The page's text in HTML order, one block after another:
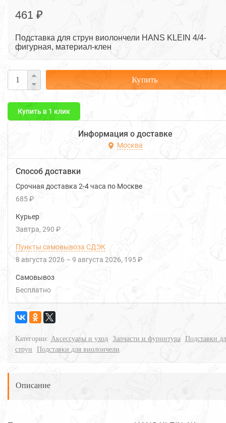
461 ₽
Подставка для струн виолончели HANS KLEIN 4/4-
фигурная, материал-клен
Купить
Купить в 1 клик
Информация о доставке
Москва
Способ доставки
Срочная доставка 2-4 часа по Москве
685 ₽
Курьер
Завтра 290 ₽
Пункты самовывоза СДЭК
8 августа 2026 – 9 августа 2026 195 ₽
Самовывоз
Бесплатно
Категории: Аксессуары и уход Запчасти и фурнитура Подставки
струн
Подставки для виолончели
Описание